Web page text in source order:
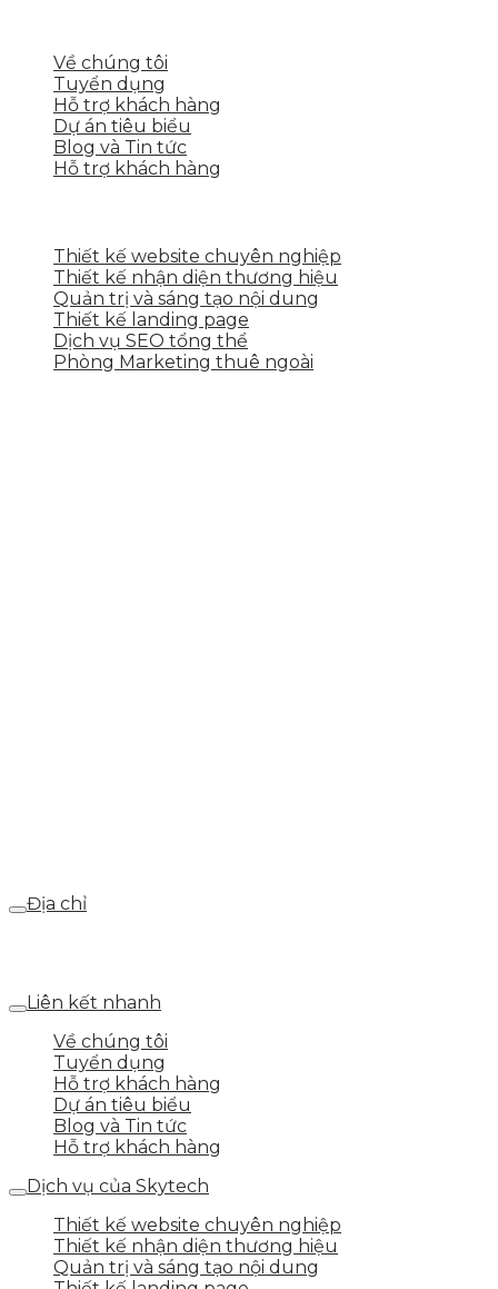
Về chúng tôi
Tuyển dụng
Hỗ trợ khách hàng
Dự án tiêu biểu
Blog và Tin tức
Hỗ trợ khách hàng
Thiết kế website chuyên nghiệp
Thiết kế nhận diện thương hiệu
Quản trị và sáng tạo nội dung
Thiết kế landing page
Dịch vụ SEO tổng thể
Phòng Marketing thuê ngoài
Địa chỉ
Liên kết nhanh
Về chúng tôi
Tuyển dụng
Hỗ trợ khách hàng
Dự án tiêu biểu
Blog và Tin tức
Hỗ trợ khách hàng
Dịch vụ của Skytech
Thiết kế website chuyên nghiệp
Thiết kế nhận diện thương hiệu
Quản trị và sáng tạo nội dung